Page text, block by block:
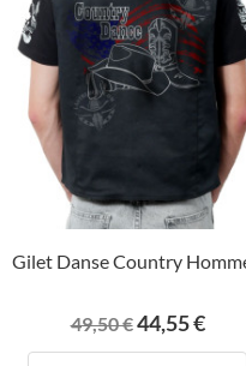
Gilet Danse Country
Prix
de
49,50 €Prix
44,55 €